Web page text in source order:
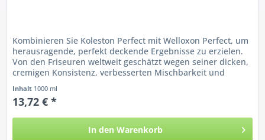
Kombinieren Sie Koleston Perfect mit Welloxon Perfect, um
herausragende, perfekt deckende Ergebnisse zu erzielen.
Von den Friseuren weltweit geschätzt wegen seiner dicken,
cremigen Konsistenz, verbesserten Mischbarkeit und
Inhalt 1000 ml
13,72 € *
In den Warenkorb